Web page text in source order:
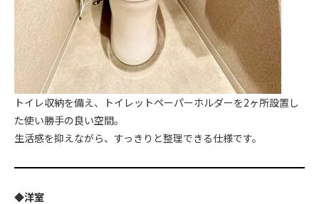
トイレ収納を備え、トイレットペーパーホルダーを2ヶ所設置し
た使い勝手の良い空間。
生活感を抑えながら、すっきりと整理できる仕様です。
◆洋室